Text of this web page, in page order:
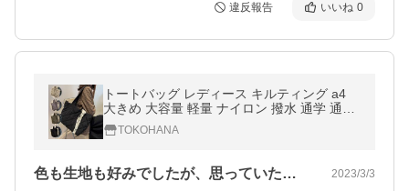
違反報告 いいね 0
トートバッグ レディース キルティング a4
大きめ 大容量 軽量 ナイロン 撥水 通学 通勤
多収納 ポケット ファスナー エコバッグ ギフ
ト 韓国
TOKOHANA
色も生地も好みでしたが、思っていたより… 2023/3/3